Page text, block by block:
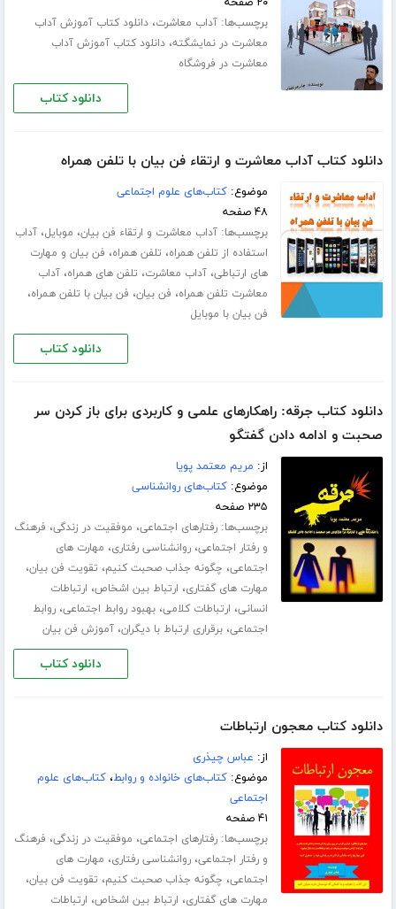
برچسب‌ها:آداب معاشرت،دانلود کتاب آموزش آداب
معاشرت در نمایشگته،دانلود کتاب آموزش آداب
معاشرت در فروشگاه
دانلود کتاب
دانلود کتاب آداب معاشرت و ارتقاء فن بیان با تلفن همراه
موضوع:کتاب‌های علوم اجتماعی
۴۸ صفحه
برچسب‌ها:آداب معاشرت و ارتقاء فن بیان، موبایل،آداب
استفاده از تلفن همراه، تلفن همراه، فن بیان و مهارت
های ارتباطی،آداب معاشرت، تلفن های همراه،آداب
معاشرت تلفن همراه، فن بیان، فن بیان با تلفن همراه،
فن بیان با موبایل
دانلود کتاب
دانلود کتاب جرقه: راهکارهای علمی و کاربردی برای باز کردن سر
صحبت و ادامه دادن گفتگو
از: مریم معتمد پویا
موضوع:کتاب‌های روانشناسی
۲۳۵ صفحه
برچسب‌ها:رفتارهای اجتماعی، موفقیت در زندگی، فرهنگ
و رفتار اجتماعی،روانشناسی رفتاری، مهارت های
اجتماعی، چگونه جذاب صحبت کنیم، تقویت فن بیان،
مهارت های گفتاری، ارتباط بین اشخاص، ارتباطات
انسانی، ارتباطات کلامی،بهبود روابط اجتماعی،روابط
اجتماعی،برقراری ارتباط با دیگران،آموزش فن بیان
دانلود کتاب
دانلود کتاب معجون ارتباطات
از: عباس چیذری
موضوع:کتاب‌های خانواده و روابط،کتاب‌های علوم
اجتماعی
۴۱ صفحه
برچسب‌ها:رفتارهای اجتماعی، موفقیت در زندگی، فرهنگ
و رفتار اجتماعی،روانشناسی رفتاری، مهارت های
اجتماعی، چگونه جذاب صحبت کنیم، تقویت فن بیان،
مهارت های گفتاری، ارتباط بین اشخاص، ارتباطات